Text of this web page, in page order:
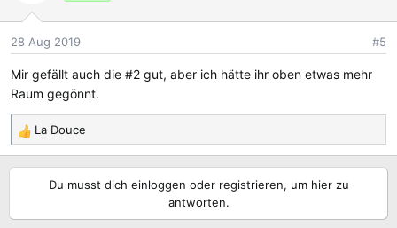
n
n
:
28 Aug 2019 #5
Mir gefällt auch die #2 gut, aber ich hätte ihr oben etwas mehr
Raum gegönnt.
R
e
La Douce
Du musst dich einloggen oder registrieren, um hier zu
antworten.